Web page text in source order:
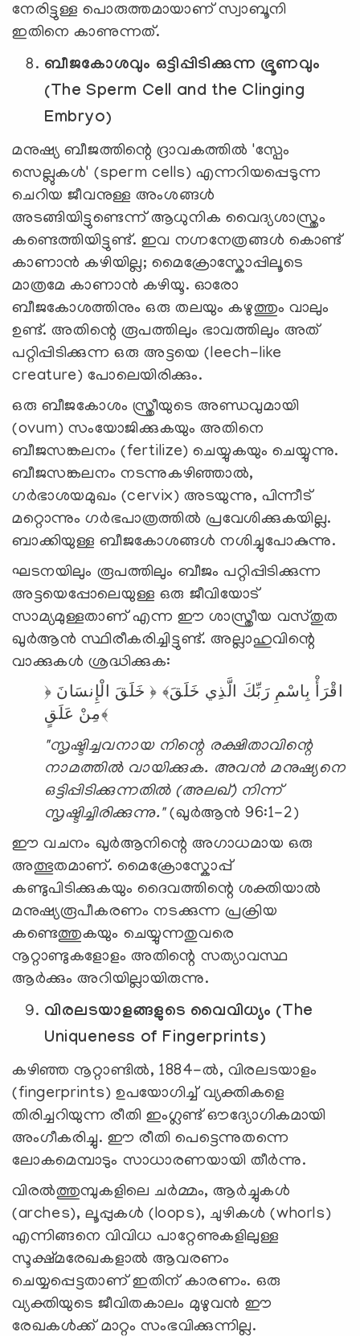
നേരിട്ടുള്ള പൊരുത്തമായാണ് സ്വാബൂനി
ഇതിനെ കാണുന്നത്.
ബീജകോശവും ഒട്ടിപ്പിടിക്കുന്ന ഭ്രൂണവും
(The Sperm Cell and the Clinging
Embryo)
മനുഷ്യ ബീജത്തിന്റെ ദ്രാവകത്തിൽ 'സ്പേം
സെല്ലുകൾ' (sperm cells) എന്നറിയപ്പെടുന്ന
ചെറിയ ജീവനുള്ള അംശങ്ങൾ
അടങ്ങിയിട്ടുണ്ടെന്ന് ആധുനിക വൈദ്യശാസ്ത്രം
കണ്ടെത്തിയിട്ടുണ്ട്. ഇവ നഗ്നനേത്രങ്ങൾ കൊണ്ട്
കാണാൻ കഴിയില്ല; മൈക്രോസ്കോപ്പിലൂടെ
മാത്രമേ കാണാൻ കഴിയൂ. ഓരോ
ബീജകോശത്തിനും ഒരു തലയും കഴുത്തും വാലും
ഉണ്ട്. അതിന്റെ രൂപത്തിലും ഭാവത്തിലും അത്
പറ്റിപ്പിടിക്കുന്ന ഒരു അട്ടയെ (leech-like
creature) പോലെയിരിക്കും.
ഒരു ബീജകോശം സ്ത്രീയുടെ അണ്ഡവുമായി
(ovum) സംയോജിക്കുകയും അതിനെ
ബീജസങ്കലനം (fertilize) ചെയ്യുകയും ചെയ്യുന്നു.
ബീജസങ്കലനം നടന്നുകഴിഞ്ഞാൽ,
ഗർഭാശയമുഖം (cervix) അടയുന്നു, പിന്നീട്
മറ്റൊന്നും ഗർഭപാത്രത്തിൽ പ്രവേശിക്കുകയില്ല.
ബാക്കിയുള്ള ബീജകോശങ്ങൾ നശിച്ചുപോകുന്നു.
ഘടനയിലും രൂപത്തിലും ബീജം പറ്റിപ്പിടിക്കുന്ന
അട്ടയെപ്പോലെയുള്ള ഒരു ജീവിയോട്
സാമ്യമുള്ളതാണ് എന്ന ഈ ശാസ്ത്രീയ വസ്‌തുത
ഖുർആൻ സ്ഥിരീകരിച്ചിട്ടുണ്ട്. അല്ലാഹുവിന്റെ
വാക്കുകൾ ശ്രദ്ധിക്കുക:
﴿
اقْرَأْ بِاسْمِ رَبِّكَ الَّذِي خَلَقَ﴾ ﴿ خَلَقَ الْإِنسَانَ
مِنْعَلَقٍ﴾
"സൃഷ്ടിച്ചവനായ നിന്റെ രക്ഷിതാവിന്റെ
നാമത്തിൽ വായിക്കുക. അവൻ മനുഷ്യനെ
ഒട്ടിപ്പിടിക്കുന്നതിൽ (അലഖ്) നിന്ന്
സൃഷ്ടിച്ചിരിക്കുന്നു."(ഖുർആൻ 96:1-2)
ഈ വചനം ഖുർആനിന്റെ അഗാധമായ ഒരു
അത്ഭുതമാണ്. മൈക്രോസ്കോപ്പ്
കണ്ടുപിടിക്കുകയും ദൈവത്തിന്റെ ശക്തിയാൽ
മനുഷ്യരൂപീകരണം നടക്കുന്ന പ്രക്രിയ
കണ്ടെത്തുകയും ചെയ്യുന്നതുവരെ
നൂറ്റാണ്ടുകളോളം അതിന്റെ സത്യാവസ്ഥ
ആർക്കും അറിയില്ലായിരുന്നു.
വിരലടയാളങ്ങളുടെ വൈവിധ്യം (The
Uniqueness of Fingerprints)
കഴിഞ്ഞ നൂറ്റാണ്ടിൽ, 1884-ൽ, വിരലടയാളം
(fingerprints) ഉപയോഗിച്ച് വ്യക്തികളെ
തിരിച്ചറിയുന്ന രീതി ഇംഗ്ലണ്ട് ഔദ്യോഗികമായി
അംഗീകരിച്ചു. ഈ രീതി പെട്ടെന്നുതന്നെ
ലോകമെമ്പാടും സാധാരണയായി തീർന്നു.
വിരൽത്തുമ്പുകളിലെ ചർമ്മം, ആർച്ചുകൾ
(arches), ലൂപ്പുകൾ (loops), ചുഴികൾ (whorls)
എന്നിങ്ങനെ വിവിധ പാറ്റേണുകളിലുള്ള
സൂക്ഷ്മരേഖകളാൽ ആവരണം
ചെയ്യപ്പെട്ടതാണ് ഇതിന് കാരണം. ഒരു
വ്യക്തിയുടെ ജീവിതകാലം മുഴുവൻ ഈ
രേഖകൾക്ക് മാറ്റം സംഭവിക്കുന്നില്ല.